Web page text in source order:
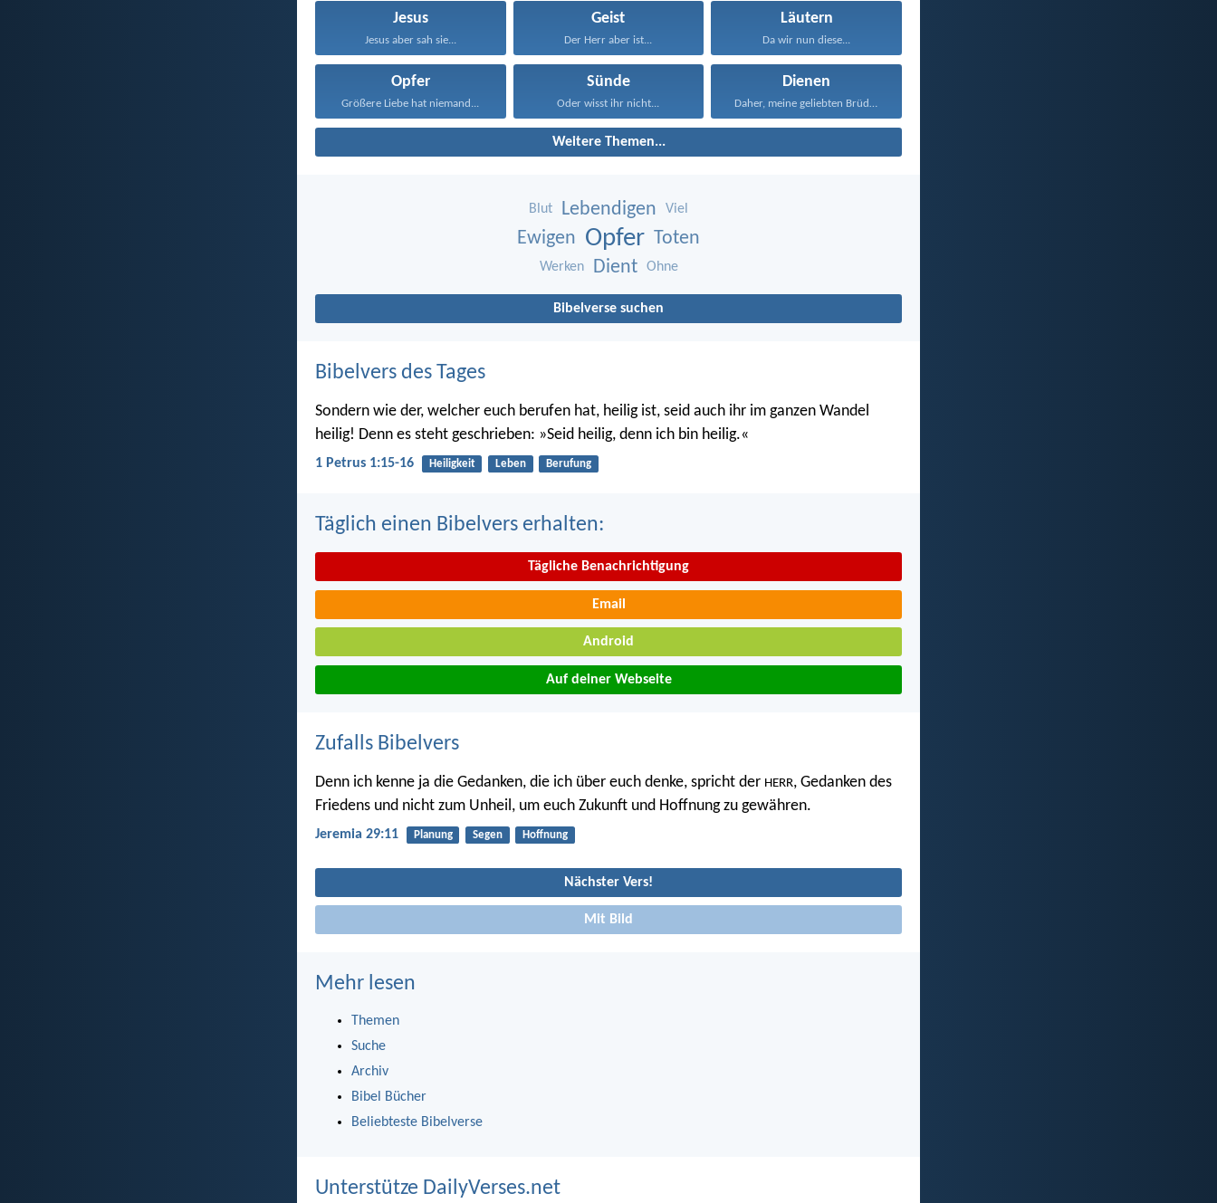
Jesus
Jesus aber sah sie...
Geist
Der Herr aber ist...
Läutern
Da wir nun diese...
Opfer
Größere Liebe hat niemand...
Sünde
Oder wisst ihr nicht...
Dienen
Daher, meine geliebten Brüder...
Weitere Themen...
Blut Lebendigen Viel
Ewigen Opfer Toten
Werken Dient Ohne
Bibelverse suchen
Bibelvers des Tages
Sondern wie der, welcher euch berufen hat, heilig ist, seid auch ihr im ganzen Wandel
heilig! Denn es steht geschrieben: »Seid heilig, denn ich bin heilig.«
1 Petrus 1:15-16 Heiligkeit Leben Berufung
Täglich einen Bibelvers erhalten:
Tägliche Benachrichtigung
Email
Android
Auf deiner Webseite
Zufalls Bibelvers
Denn ich kenne ja die Gedanken, die ich über euch denke, spricht der HERR, Gedanken des
Friedens und nicht zum Unheil, um euch Zukunft und Hoffnung zu gewähren.
Jeremia 29:11 Planung Segen Hoffnung
Nächster Vers!
Mit Bild
Mehr lesen
Themen
Suche
Archiv
Bibel Bücher
Beliebteste Bibelverse
Unterstütze DailyVerses.net